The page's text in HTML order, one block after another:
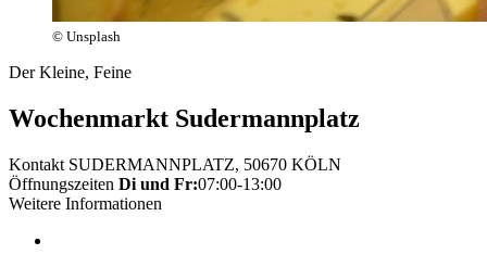
© Unsplash
Der Kleine, Feine
Wochenmarkt Sudermannplatz
Kontakt SUDERMANNPLATZ, 50670 KÖLN
Öffnungszeiten Di und Fr:07:00-13:00
Weitere Informationen